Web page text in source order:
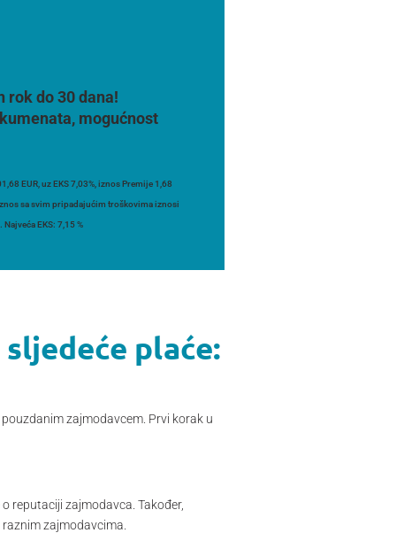
rok do 30 dana!
mogućnost
EUR, uz EKS 7,03%, iznos Premije 1,68
sa svim pripadajućim troškovima iznosi
EKS: 7,15 %
plaće:
zajmodavcem. Prvi korak u
reputaciji zajmodavca. Također,
zajmodavcima.